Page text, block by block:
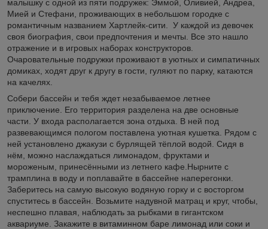
малышку с одной из пяти подружек: Эммой, Оливией, Андреа,
Мией и Стефани, проживающих в небольшом городке с
романтичным названием Хартлейк-сити. У каждой из девочек
своя биография, свои предпочтения и мечты. Все это нашло
отражение и в игровых наборах конструкторов.
Очаровательные подружки проживают в уютных и симпатичных
домиках, ходят друг к другу в гости, гуляют по парку, катаются
на качелях.
Собери бассейн и тебя ждет незабываемое летнее
приключение. Его территория разделена на две основные
части. У входа располагается зона отдыха. В ней под
развевающимся пологом поставлена уютная кушетка. Рядом с
ней установлено джакузи с бурлящей тёплой водой. Сидя в
нём, можно наслаждаться лимонадом, фруктами и
мороженым, принесёнными из летнего кафе.Нырните с
трамплина в воду и поплавайте в бассейне наперегонки.
Заберитесь на самую высокую водяную горку и с восторгом
спуститесь в бассейн. Возьмите надувной матрац и круг, чтобы,
неспешно плавая, наблюдать за рыбками в гигантском
аквариуме. Закажите в витаминном баре лимонад или соки и